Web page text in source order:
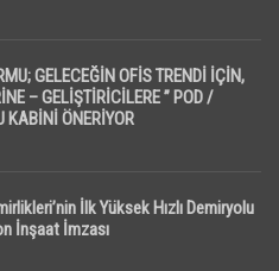
GELECEĞİN OFİS TRENDİ İÇİN,
– GELİŞTİRİCİLERE ” POD /
KABİNİ ÖNERİYOR
İlk Yüksek Hızlı Demiryolu
İnşaat İmzası